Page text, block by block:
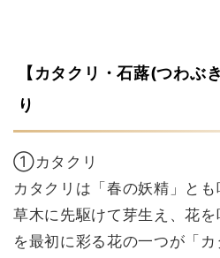
【カタクリ・石蕗(つわぶ
り
①カタクリ
カタクリは「春の妖精」と
草木に先駆けて芽生え、花
を最初に彩る花の一つが「